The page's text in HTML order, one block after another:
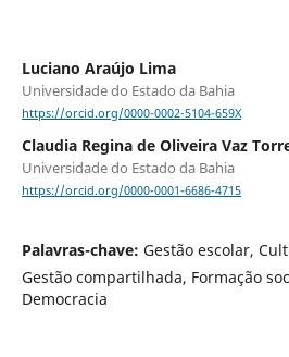
Luciano Araújo Lima
Universidade do Estado da Bahia
https://orcid.org/0000-0002-5104-659X
Claudia Regina de Oliveira Vaz
Universidade do Estado da Bahia
https://orcid.org/0000-0001-6686-4715
Palavras-chave: Gestão escolar,
Gestão compartilhada, Formação
Democracia